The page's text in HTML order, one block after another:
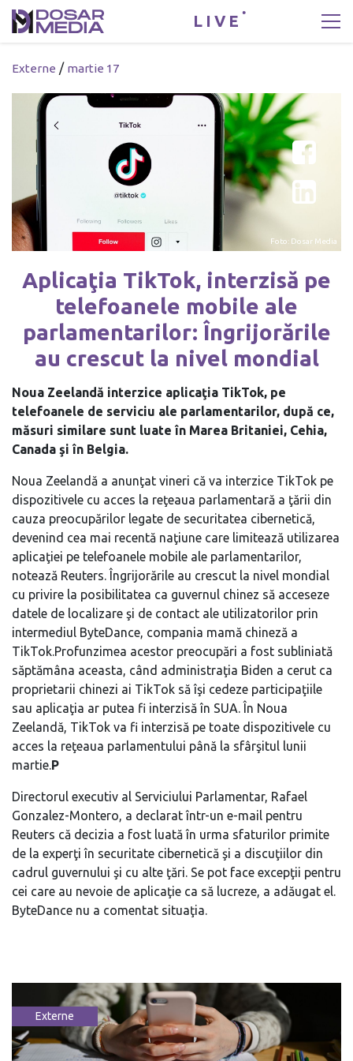
LIVE
Externe / martie 17
Foto: Dosar Media
Aplicaţia TikTok, interzisă pe
telefoanele mobile ale
parlamentarilor: Îngrijorările
au crescut la nivel mondial
Noua Zeelandă interzice aplicaţia TikTok, pe
telefoanele de serviciu ale parlamentarilor, după ce,
măsuri similare sunt luate în Marea Britaniei, Cehia,
Canada şi în Belgia.
Noua Zeelandă a anunţat vineri că va interzice TikTok pe
dispozitivele cu acces la reţeaua parlamentară a ţării din
cauza preocupărilor legate de securitatea cibernetică,
devenind cea mai recentă naţiune care limitează utilizarea
aplicaţiei pe telefoanele mobile ale parlamentarilor,
notează Reuters. Îngrijorările au crescut la nivel mondial
cu privire la posibilitatea ca guvernul chinez să acceseze
datele de localizare şi de contact ale utilizatorilor prin
intermediul ByteDance, compania mamă chineză a
TikTok.Profunzimea acestor preocupări a fost subliniată
săptămâna aceasta, când administraţia Biden a cerut ca
proprietarii chinezi ai TikTok să îşi cedeze participaţiile
sau aplicaţia ar putea fi interzisă în SUA. În Noua
Zeelandă, TikTok va fi interzisă pe toate dispozitivele cu
acces la reţeaua parlamentului până la sfârşitul lunii
martie.P
Directorul executiv al Serviciului Parlamentar, Rafael
Gonzalez-Montero, a declarat într-un e-mail pentru
Reuters că decizia a fost luată în urma sfaturilor primite
de la experţi în securitate cibernetică şi a discuţiilor din
cadrul guvernului şi cu alte ţări. Se pot face excepţii pentru
cei care au nevoie de aplicaţie ca să lucreze, a adăugat el.
ByteDance nu a comentat situaţia.
Externe